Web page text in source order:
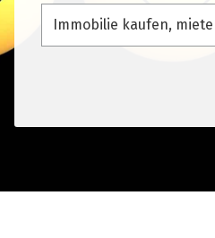
Immobilie kaufen,